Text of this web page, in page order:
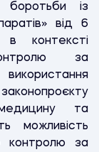
боротьби із
від 6
контексті
за
та
можливість
контролю за